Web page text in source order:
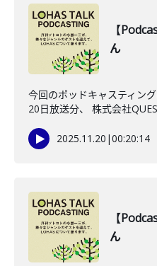
【
ん
今回のポッドキャスティン
20日放送分、 株式会社
2025.11.20 |00:20:14
【
ん